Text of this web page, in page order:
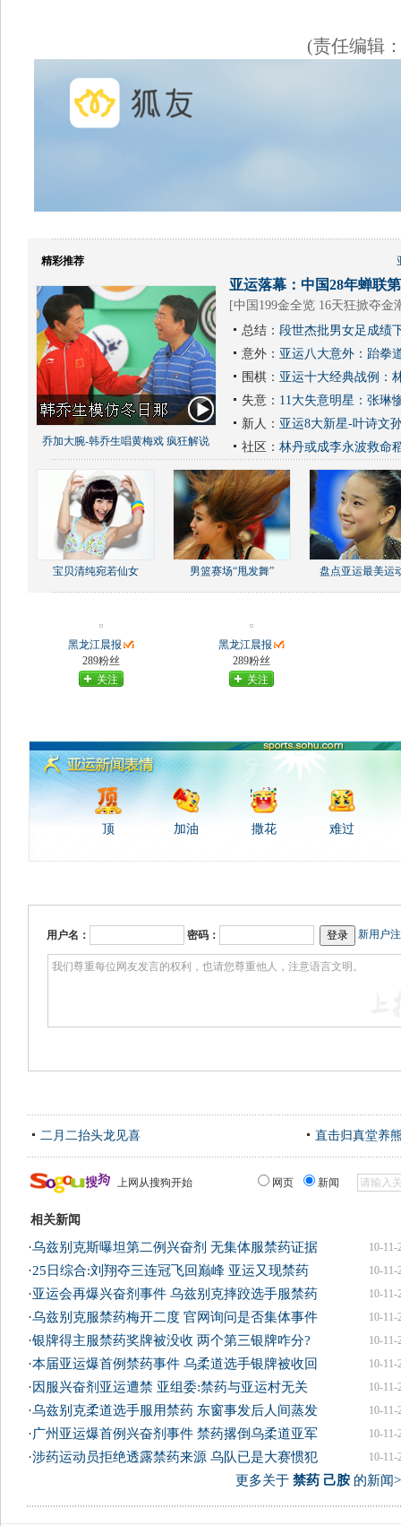
(责任编辑
精彩推荐
乔加大腕-韩乔生唱黄梅戏 疯狂解说
亚运落幕：中国28年蝉联
[中国199金全览 16天狂掀夺金
总结： 段世杰批男女足成绩
意外： 亚运八大意外：跆拳
围棋： 亚运十大经典战例：
失意： 11大失意明星：张琳
新人： 亚运8大新星-叶诗文
社区： 林丹或成李永波救命
宝贝清纯宛若仙女 男篮赛场“甩发舞” 盘点亚运最美运
黑龙江晨报
289粉丝
关注
黑龙江晨报
289粉丝
关注
顶 加油 撒花 难过
用户名： 密码： 新用户
二月二抬头龙见喜 直击归真堂养
上网从搜狗开始 网页 新闻
相关新闻
10-11-
·乌兹别克斯曝坦第二例兴奋剂 无集体服禁药证据
10-11-
·25日综合:刘翔夺三连冠飞回巅峰 亚运又现禁药
10-11-
·亚运会再爆兴奋剂事件 乌兹别克摔跤选手服禁药
10-11-
·乌兹别克服禁药梅开二度 官网询问是否集体事件
10-11-
·银牌得主服禁药奖牌被没收 两个第三银牌咋分?
10-11-
·本届亚运爆首例禁药事件 乌柔道选手银牌被收回
10-11-
·因服兴奋剂亚运遭禁 亚组委:禁药与亚运村无关
10-11-
·乌兹别克柔道选手服用禁药 东窗事发后人间蒸发
10-11-
·广州亚运爆首例兴奋剂事件 禁药撂倒乌柔道亚军
10-11-
·涉药运动员拒绝透露禁药来源 乌队已是大赛惯犯
更多关于 禁药 己胺的新闻